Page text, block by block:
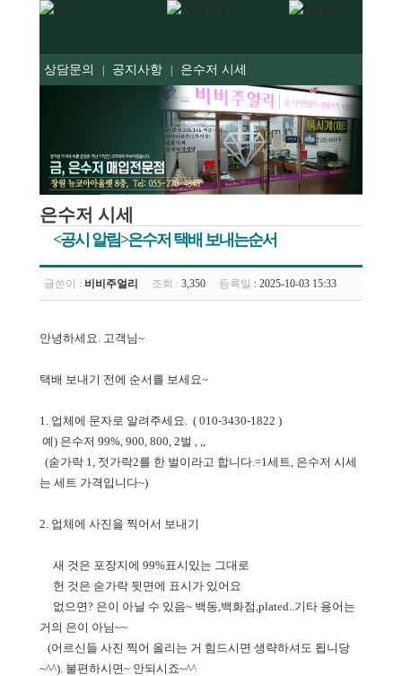
상담문의 공지사항 은수저 시세
은수저 시세
<공시 알림>은수저 택배 보내는순서
글쓴이 : 비비주얼리 조회 : 3,350 등록일 : 2025-10-03 15:33
안녕하세요. 고객님~
택배 보내기 전에 순서를 보세요~
1. 업체에 문자로 알려주세요. ( 010-3430-1822 )
예) 은수저 99%, 900, 800, 2벌 , ,,
(숟가락 1, 젓가락2를 한 벌이라고 합니다.=1세트, 은수저 시세
는 세트 가격입니다~)
2. 업체에 사진을 찍어서 보내기
새 것은 포장지에 99%표시있는 그대로
헌 것은 숟가락 뒷면에 표시가 있어요
없으면? 은이 아닐 수 있음~ 백동,백화점,plated..기타 용어는
거의 은이 아님~~
(어르신들 사진 찍어 올리는 거 힘드시면 생략하셔도 됩니당
~^^). 불편하시면~ 안되시죠~^^